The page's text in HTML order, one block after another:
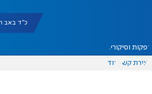
כ"ד באב תשפ"ו
הפקות וסיקורים
יצירת קשר עוד